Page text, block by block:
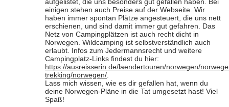
aufgelistet, die uns besonders gut gefallen haben. Bei
einigen stehen auch Preise auf der Webseite. Wir
haben immer spontan Plätze angesteuert, die uns nett
erschienen, und sind damit immer gut gefahren. Das
Netz von Campingplätzen ist auch recht dicht in
Norwegen. Wildcamping ist selbstverständlich auch
erlaubt. Infos zum Jedermannsrecht und weitere
Campingplatz-Links findest du hier:
https://ausreisserin.de/laendertouren/norwegen/
trekking/norwegen/.
Lass mich wissen, wie es dir gefallen hat, wenn du
deine Norwegen-Pläne in die Tat umgesetzt hast! Viel
Spaß!